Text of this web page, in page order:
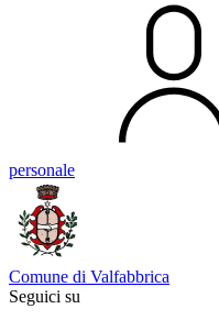
personale
Comune di Valfabbrica
Seguici su